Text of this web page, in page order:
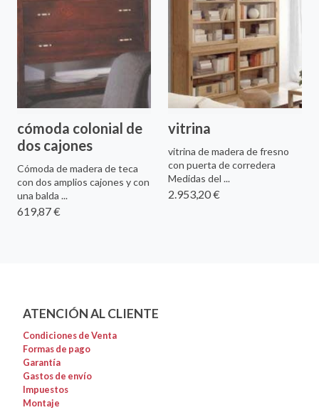
cómoda colonial de
dos cajones
Cómoda de madera de teca
con dos amplios cajones y con
una balda ...
619,87 €
vitrina
vitrina de madera de fresno
con puerta de corredera
Medidas del ...
2.953,20 €
ATENCIÓN AL CLIENTE
Condiciones de Venta
Formas de pago
Garantía
Gastos de envío
Impuestos
Montaje